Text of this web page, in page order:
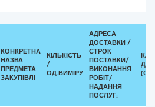
КОНКРЕТНА
НАЗВА
ПРЕДМЕТА
ЗАКУПІВЛІ
КІЛЬКІСТЬ
/
ОД.ВИМІРУ
АДРЕСА
ДОСТАВКИ /
СТРОК
ПОСТАВКИ/
ВИКОНАННЯ
РОБІТ/
НАДАННЯ
ПОСЛУГ:
ДК